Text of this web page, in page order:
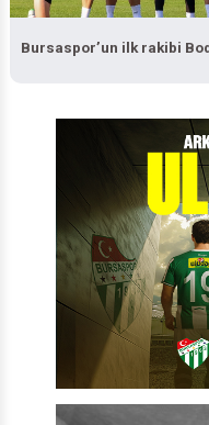
Bursaspor’un ilk rakibi